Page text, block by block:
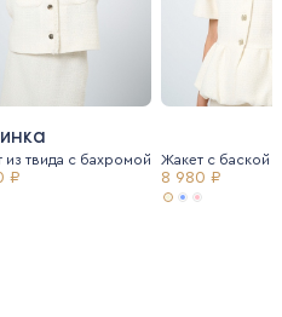
из твида c бахромой
₽
Жакет с баской
8 980 ₽